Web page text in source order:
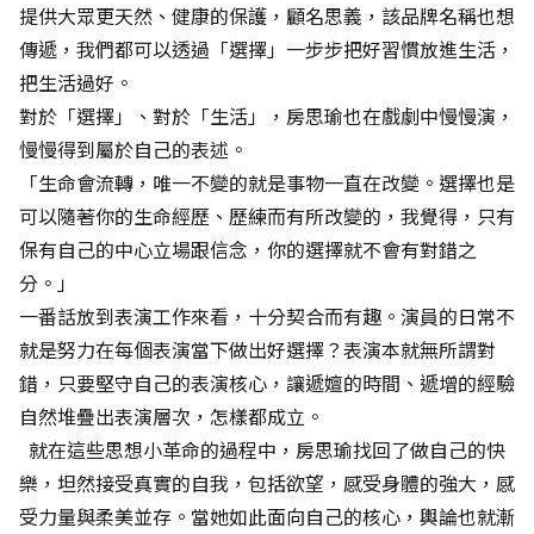
提供大眾更天然、健康的保護，顧名思義，該品牌名稱也想
傳遞，我們都可以透過「選擇」一步步把好習慣放進生活，
把生活過好。
對於「選擇」、對於「生活」，房思瑜也在戲劇中慢慢演，
慢慢得到屬於自己的表述。
「生命會流轉，唯一不變的就是事物一直在改變。選擇也是
可以隨著你的生命經歷、歷練而有所改變的，我覺得，只有
保有自己的中心立場跟信念，你的選擇就不會有對錯之
分。」
一番話放到表演工作來看，十分契合而有趣。演員的日常不
就是努力在每個表演當下做出好選擇？表演本就無所謂對
錯，只要堅守自己的表演核心，讓遞嬗的時間、遞增的經驗
自然堆疊出表演層次，怎樣都成立。
就在這些思想小革命的過程中，房思瑜找回了做自己的快
樂，坦然接受真實的自我，包括欲望，感受身體的強大，感
受力量與柔美並存。當她如此面向自己的核心，輿論也就漸